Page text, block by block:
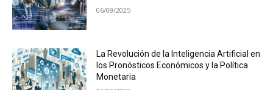
06/09/2025
La Revolución de la Inteligencia Artificial en
los Pronósticos Económicos y la Política
Monetaria